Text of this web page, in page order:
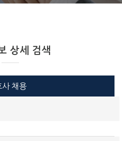
상세 검색
사 채용